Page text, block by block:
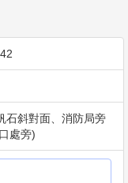
石斜對面、消防局旁
處旁)